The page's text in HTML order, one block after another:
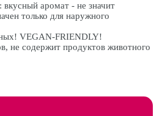
аромат - не значит
только для наружного
VEGAN-FRIENDLY!
не содержит продуктов животного